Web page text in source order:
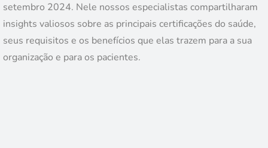
setembro 2024. Nele nossos especialistas compartilharam
insights valiosos sobre as principais certificações do saúde,
seus requisitos e os benefícios que elas trazem para a sua
organização e para os pacientes.